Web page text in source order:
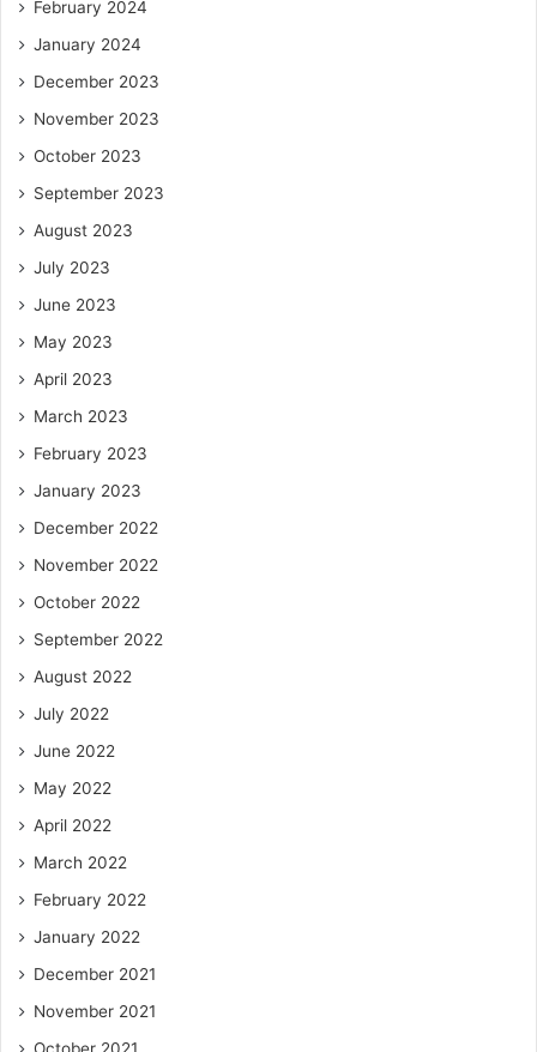
February 2024
January 2024
December 2023
November 2023
October 2023
September 2023
August 2023
July 2023
June 2023
May 2023
April 2023
March 2023
February 2023
January 2023
December 2022
November 2022
October 2022
September 2022
August 2022
July 2022
June 2022
May 2022
April 2022
March 2022
February 2022
January 2022
December 2021
November 2021
October 2021